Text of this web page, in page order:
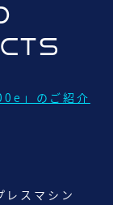
」のご紹介
レスマシン